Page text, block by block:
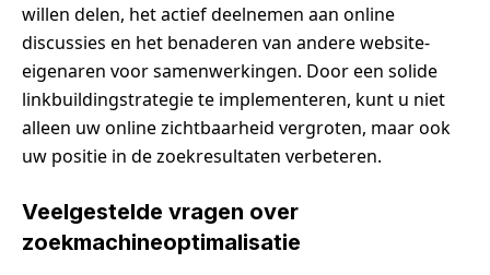
willen delen, het actief deelnemen aan online
discussies en het benaderen van andere website-
eigenaren voor samenwerkingen. Door een solide
linkbuildingstrategie te implementeren, kunt u niet
alleen uw online zichtbaarheid vergroten, maar ook
uw positie in de zoekresultaten verbeteren.
Veelgestelde vragen over
zoekmachineoptimalisatie